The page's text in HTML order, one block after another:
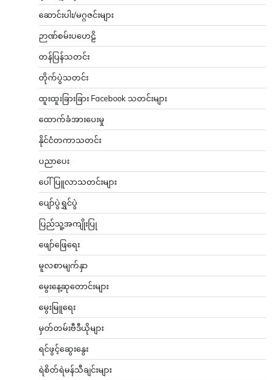
ဆောင်းပါး/မဂ္ဂဇင်းများ
ဉာဏ်စမ်းပဟေဠိ
တန်ပြန်သတင်း
တိုက်ပွဲသတင်း
ထူးထူးခြားခြား Facebook သတင်းများ
ထောက်ခံအားပေးမှု
နိုင်ငံတကာသတင်း
ပညာပေး
ပေါ်ပြူလာသတင်းများ
ပျော်ပွဲရွှင်ပွဲ
ပြည်သူ့အကျိုးပြု
ဖျော်ဖြေရေး
မူလစာမျက်နှာ
မွေးနေ့ဆုတောင်းများ
မွေးမြူရေး
မှတ်တမ်းဗီဒီယိုများ
ရင်ဖွင့်ဆွေးနွေး
ရဲစိတ်ရဲမန်သီချင်းများ